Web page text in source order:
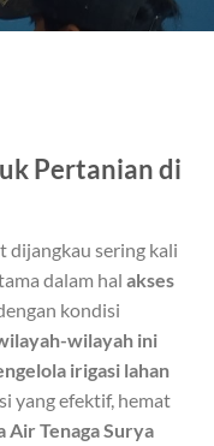
Pertanian di
dijangkau sering kali
dalam hal akses
kondisi
wilayah ini
irigasi lahan
yang efektif, hemat
Air Tenaga Surya